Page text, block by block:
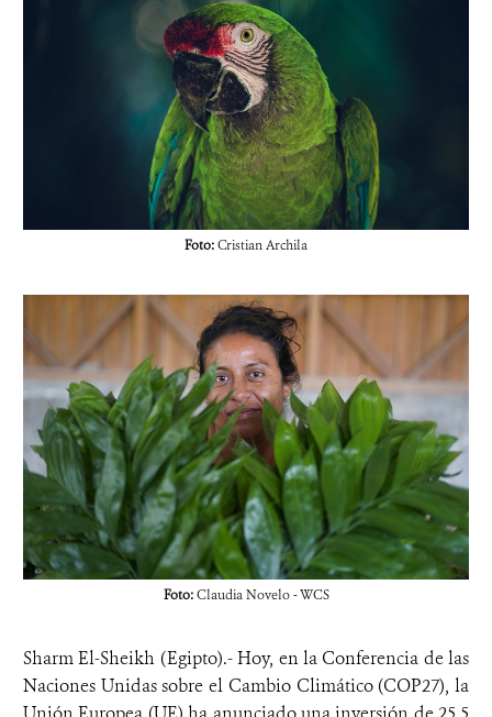
Foto:Cristian Archila
Foto:Claudia Novelo - WCS
Sharm El-Sheikh (Egipto).- Hoy, en la Conferencia de las
Naciones Unidas sobre el Cambio Climático (COP27), la